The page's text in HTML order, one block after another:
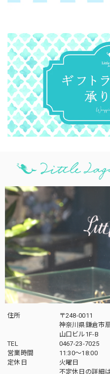
住所
〒248-0011
神奈川県鎌倉市
山口ビル1F-B
TEL
0467-23-7025
営業時間
11:30～18:00
定休日
火曜日
不定休日の詳細